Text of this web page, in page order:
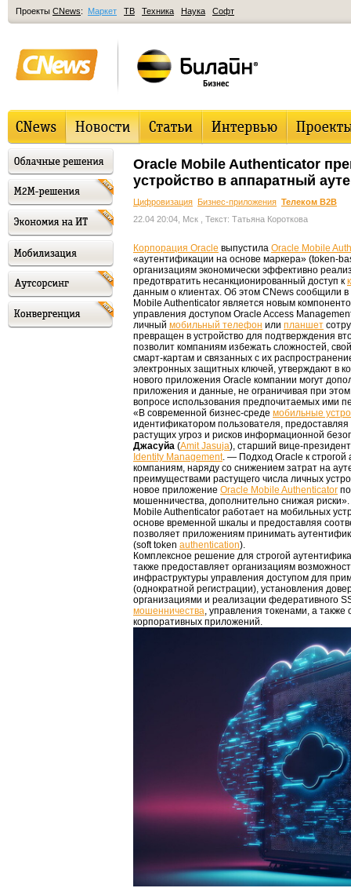
Проекты CNews: Маркет ТВ Техника Наука Софт
Oracle Mobile Authenticator
устройство в аппаратный
Цифровизация Бизнес-приложения Телеком B2B
22.04 20:04, Мск , Текст: Татьяна Короткова
Корпорация Oracle выпустила Oracle Mobile
«аутентификации на основе маркера» (token-
организациям экономически эффективно
предотвратить несанкционированный доступ к
данным о клиентах. Об этом CNews сообщили в
Mobile Authenticator является новым
управления доступом Oracle Access
личный мобильный телефон или планшет
превращен в устройство для подтверждения
позволит компаниям избежать сложностей,
смарт-картам и связанных с их
электронных защитных ключей, утверждают в
нового приложения Oracle компании могут
приложения и данные, не ограничивая при этом
вопросе использования предпочитаемых ими
«В современной бизнес-среде мобильные
идентификатором пользователя,
растущих угроз и рисков информационной
Джасуйа (Amit Jasuja), старший вице-
Identity Management. — Подход Oracle к строгой
компаниям, наряду со снижением затрат на
преимуществами растущего числа личных
новое приложение Oracle Mobile Authenticator
мошенничества, дополнительно снижая риски».
Mobile Authenticator работает на мобильных
основе временной шкалы и предоставляя
позволяет приложениям принимать
(soft token authentication).
Комплексное решение для строгой
также предоставляет организациям
инфраструктуры управления доступом для
(однократной регистрации), установления
организациями и реализации федеративного
мошенничества, управления токенами, а также
корпоративных приложений.